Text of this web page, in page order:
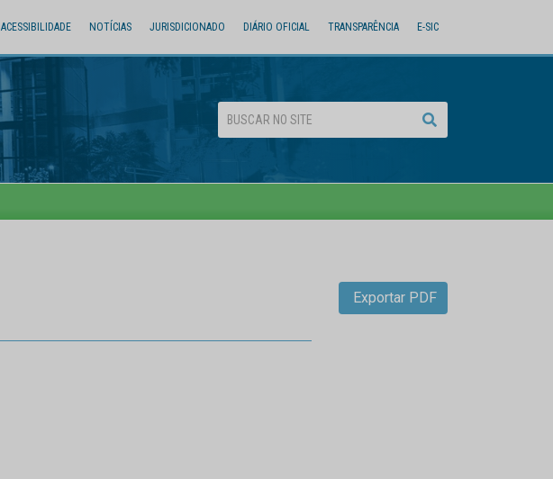
ACESSIBILIDADE NOTÍCIAS JURISDICIONADO DIÁRIO OFICIAL TRANSPARÊNCIA E-SIC
Exportar PDF